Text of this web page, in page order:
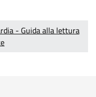
- Guida alla lettura